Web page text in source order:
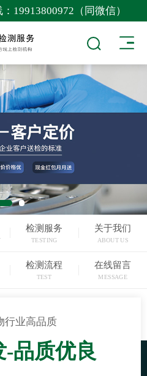
19913800972（同微信）
检测服务
TESTING
关于我们
ABOUT US
检测流程
TEST
在线留言
MESSAGE
行业高品质
品质优良